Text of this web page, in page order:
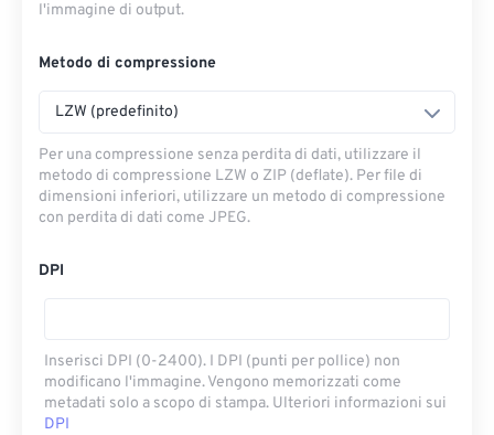
l'immagine di output.
Metodo di compressione
LZW (predefinito)
Per una compressione senza perdita di dati, utilizzare il
metodo di compressione LZW o ZIP (deflate). Per file di
dimensioni inferiori, utilizzare un metodo di compressione
con perdita di dati come JPEG.
DPI
Inserisci DPI (0-2400). I DPI (punti per pollice) non
modificano l'immagine. Vengono memorizzati come
metadati solo a scopo di stampa. Ulteriori informazioni sui
DPI